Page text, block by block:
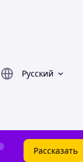
Русский
Рассказать